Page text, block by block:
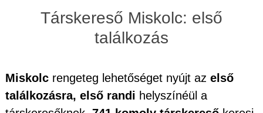
Társkereső Miskolc: első
találkozás
Miskolc rengeteg lehetőséget nyújt az első
találkozásra, első randi helyszínéül a